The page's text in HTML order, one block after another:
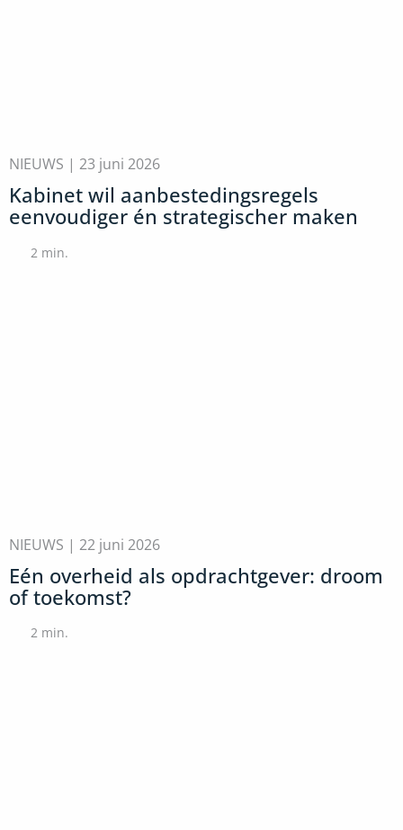
NIEUWS | 23 juni 2026
Kabinet wil aanbestedingsregels
eenvoudiger én strategischer maken
2 min.
NIEUWS | 22 juni 2026
Eén overheid als opdrachtgever: droom
of toekomst?
2 min.